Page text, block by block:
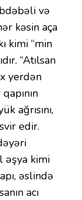
və
kəsin aça
kimi “min
“Atılsan
yerdən
ağrısını,
edir.
əşya kimi
əslində
acı